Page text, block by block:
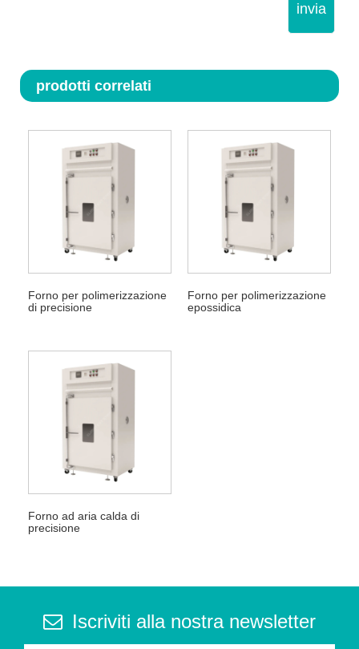
invia
prodotti correlati
Forno per polimerizzazione
di precisione
Forno per polimerizzazione
epossidica
Forno ad aria calda di
precisione
Iscriviti alla nostra newsletter